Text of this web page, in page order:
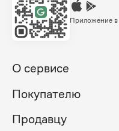
Приложение
О сервисе
Покупателю
Продавцу